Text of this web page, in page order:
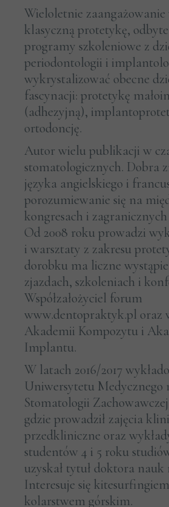
Wieloletnie
klasyczną protetykę, odbyte
programy szkoleniowe z
periodontologii i
wykrystalizować obecne
fascynacji: protetykę
(adhezyjną),
ortodoncję.
Autor wielu publikacji w
stomatologicznych. Dobra
języka angielskiego i
porozumiewanie się na
kongresach i
Od 2008 roku prowadzi
i warsztaty z zakresu
dorobku ma liczne
zjazdach, szkoleniach i
Współzałożyciel forum
www.dentopraktyk.pl oraz
Akademii Kompozytu i
Implantu.
W latach 2016/2017
Uniwersytetu Medycznego
Stomatologii
gdzie prowadził zajęcia
przedkliniczne oraz
studentów 4 i 5 roku
uzyskał tytuł doktora nauk
Interesuje się
kolarstwem górskim.